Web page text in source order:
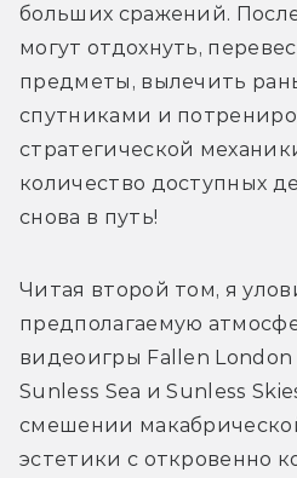
больших сражений.
могут отдохнуть,
предметы, вылечить
спутниками и
стратегической
количество доступных
снова в путь!
Читая второй том, я
предполагаемую
видеоигры Fallen
Sunless Sea и Sunless
смешении
эстетики с откровенно